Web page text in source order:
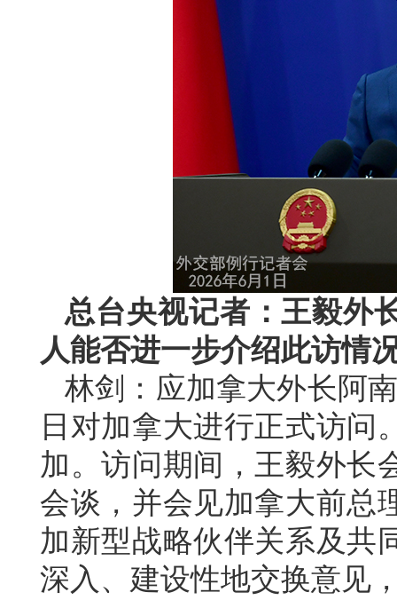
总台央视记者：王毅外
人能否进一步介绍此访情
林剑：应加拿大外长阿
日对加拿大进行正式访问
加。访问期间，王毅外长
会谈，并会见加拿大前总
加新型战略伙伴关系及共
深入、建设性地交换意见